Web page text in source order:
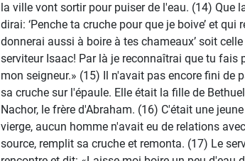
la ville vont sortir pour puiser de l'eau. (14) Que
dirai: ‘Penche ta cruche pour que je boive’ et qui
donnerai aussi à boire à tes chameaux’ soit
serviteur Isaac! Par là je reconnaîtrai que tu fais
mon seigneur.» (15) Il n'avait pas encore fini de
sa cruche sur l'épaule. Elle était la fille de
Nachor, le frère d'Abraham. (16) C'était une
vierge, aucun homme n'avait eu de relations
source, remplit sa cruche et remonta. (17) Le